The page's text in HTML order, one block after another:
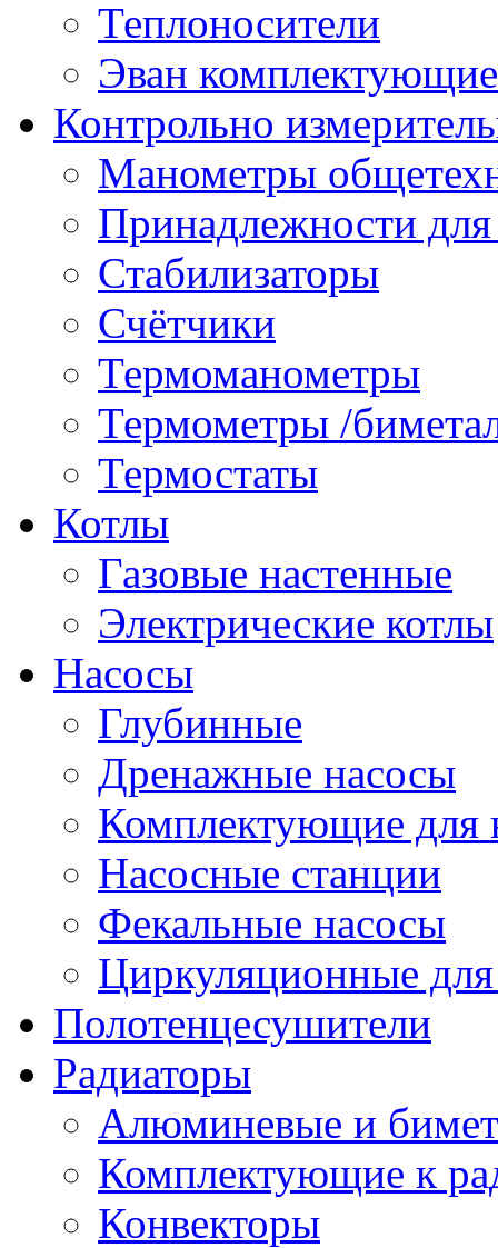
Теплоносители
Эван комплектующие
Контрольно
Манометры
Принадлежности
Стабилизаторы
Счётчики
Термоманометры
Термометры /
Термостаты
Котлы
Газовые настенные
Электрические котлы
Насосы
Глубинные
Дренажные насосы
Комплектующие для
Насосные станции
Фекальные насосы
Циркуляционные для
Полотенцесушители
Радиаторы
Алюминевые и
Комплектующие к
Конвекторы